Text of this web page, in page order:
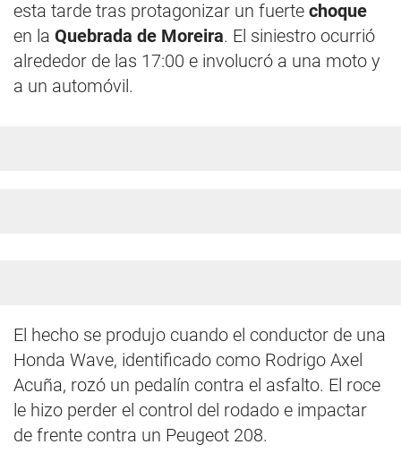
esta tarde tras protagonizar un fuerte choque
en la Quebrada de Moreira. El siniestro ocurrió
alrededor de las 17:00 e involucró a una moto y
a un automóvil.
El hecho se produjo cuando el conductor de una
Honda Wave, identificado como Rodrigo Axel
Acuña, rozó un pedalín contra el asfalto. El roce
le hizo perder el control del rodado e impactar
de frente contra un Peugeot 208.